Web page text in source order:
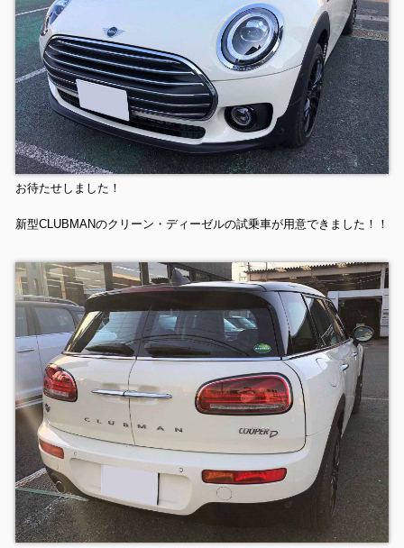
お待たせしました！
新型CLUBMANのクリーン・ディーゼルの試乗車が用意できました！！